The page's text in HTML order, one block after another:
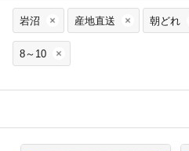
岩沼 産地直送 朝どれ
8～10